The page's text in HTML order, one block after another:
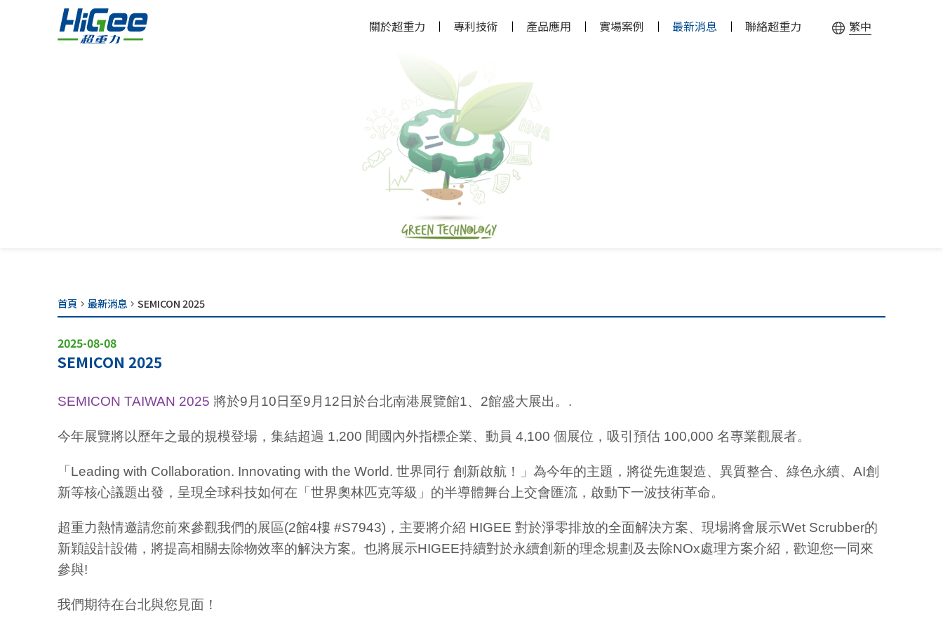
關於超重力 專利技術 產品應用 實場案例 最新消息 聯絡超重力 繁中
首頁 最新消息 SEMICON 2025
2025-08-08
SEMICON 2025
SEMICON TAIWAN 2025 將於9月10日至9月12日於台北南港展覽館1、2館盛大展出。.
今年展覽將以歷年之最的規模登場，集結超過 1,200 間國內外指標企業、動員 4,100 個展位，吸引預估 100,000 名專業觀展者。
「Leading with Collaboration. Innovating with the World. 世界同行 創新啟航！」為今年的主題，將從先進製造、異質整合、綠色永續、AI創
新等核心議題出發，呈現全球科技如何在「世界奧林匹克等級」的半導體舞台上交會匯流，啟動下一波技術革命。
超重力熱情邀請您前來參觀我們的展區(2館4樓 #S7943)，主要將介紹 HIGEE 對於淨零排放的全面解決方案、現場將會展示Wet Scrubber的
新穎設計設備，將提高相關去除物效率的解決方案。也將展示HIGEE持續對於永續創新的理念規劃及去除NOx處理方案介紹，歡迎您一同來
參與!
我們期待在台北與您見面！